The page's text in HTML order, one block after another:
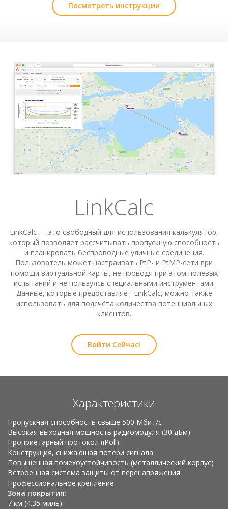
Посмотреть инструкции
LinkCalc
LinkCalc — это свободный для использования калькулятор,
который позволяет рассчитывать пропускную способность
и планировать беспроводные уличные соединения.
Пользователь может настраивать PtP- и PtMP-сети при
помощи виртуальной карты, не проводя при этом полевых
испытаний и не пользуясь специальными инструментами.
Данные, которые предоставляет LinkCalc, можно также
использовать для подсчёта количества потенциальных
клиентов.
Войти Сейчас!
Характеристики
Пропускная способность свыше 500 Мбит/с
Высокая выходная мощность радиомодуля (30 дБм)
Проприетарный протокол (iPoll)
Конструкция, снижающая потери сигнала
Повышенная помехоустойчивость (металлический корпус)
Встроенная система защиты от перенапряжения
Профессиональное крепление
Зона покрытия:
7 км (4.35 миль)